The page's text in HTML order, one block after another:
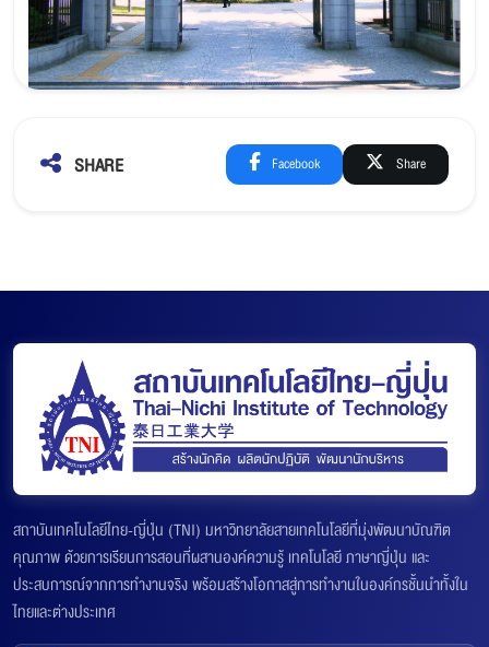
SHARE Facebook Share
สถาบันเทคโนโลยีไทย-ญี่ปุ่น (TNI) มหาวิทยาลัยสายเทคโนโลยีที่มุ่งพัฒนาบัณฑิต
คุณภาพ ด้วยการเรียนการสอนที่ผสานองค์ความรู้ เทคโนโลยี ภาษาญี่ปุ่น และ
ประสบการณ์จากการทำงานจริง พร้อมสร้างโอกาสสู่การทำงานในองค์กรชั้นนำทั้งใน
ไทยและต่างประเทศ